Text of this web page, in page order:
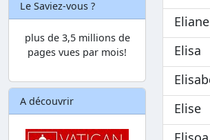
Le Saviez-vous ?
plus de 3,5 millions de
pages vues par mois!
A découvrir
Eliane
Elisa
Elise